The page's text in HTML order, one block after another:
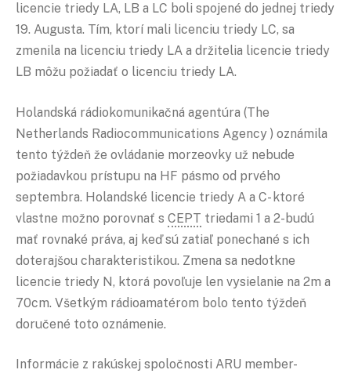
licencie triedy LA, LB a LC boli spojené do jednej triedy
19. Augusta. Tím, ktorí mali licenciu triedy LC, sa
zmenila na licenciu triedy LA a držitelia licencie triedy
LB môžu požiadať o licenciu triedy LA.
Holandská rádiokomunikačná agentúra (The
Netherlands Radiocommunications Agency ) oznámila
tento týždeň že ovládanie morzeovky už nebude
požiadavkou prístupu na HF pásmo od prvého
septembra. Holandské licencie triedy A a C- ktoré
vlastne možno porovnať s CEPT triedami 1 a 2-budú
mať rovnaké práva, aj keď sú zatiaľ ponechané s ich
doterajšou charakteristikou. Zmena sa nedotkne
licencie triedy N, ktorá povoľuje len vysielanie na 2m a
70cm. Všetkým rádioamatérom bolo tento týždeň
doručené toto oznámenie.
Informácie z rakúskej spoločnosti ARU member-